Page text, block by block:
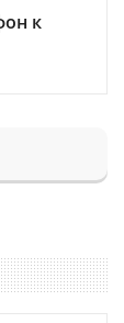
к